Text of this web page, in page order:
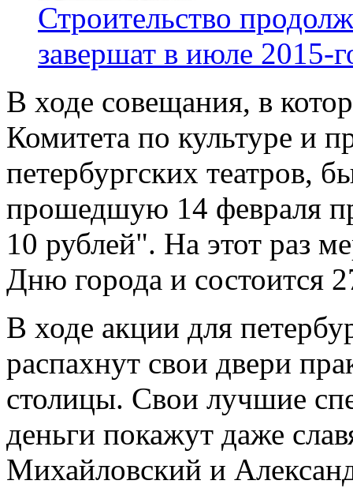
Строительство
завершат в июле 2015-
В ходе совещания, в
Комитета по культуре и
петербургских театров,
прошедшую 14 февраля
10 рублей". На этот раз
Дню города и состоится
В ходе акции для
распахнут свои двери
столицы. Свои лучшие
деньги покажут даже
Михайловский и